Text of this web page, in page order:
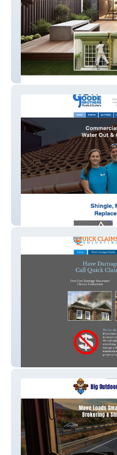
Color Crew – Painting
Goode Brothers –
Quick Claims –